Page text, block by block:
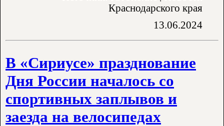
Краснодарского края
13.06.2024
В «Сириусе» празднование
Дня России началось со
спортивных заплывов и
заезда на велосипедах